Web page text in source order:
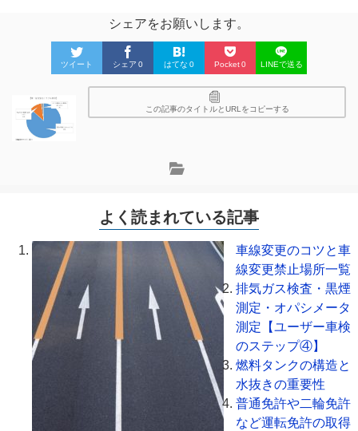
シェアをお願いします。
ツイート シェア 0 はてな 0 Pocket0 LINEで送る
この記事のタイトルとURLをコピーする
よく読まれている記事
車線変更のコツと車
線変更禁止場所一覧
排気ガス検査・黒煙
測定・オパシメータ
測定【ユーザー車検
のステップ④】
燃料タンクの構造と
水抜きの重要性
普通免許や二輪免許
など運転免許の取得